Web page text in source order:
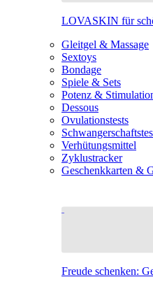
LOVASKIN für
Gleitgel & Massage
Sextoys
Bondage
Spiele & Sets
Potenz &
Dessous
Ovulationstests
Verhütungsmittel
Zyklustracker
Geschenkkarten &
Freude schenken: